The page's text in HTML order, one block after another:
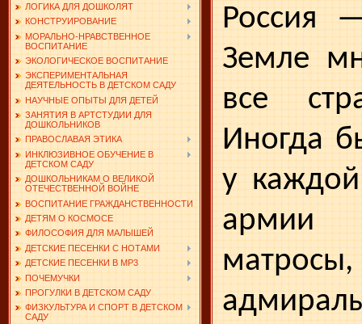
ЛОГИКА ДЛЯ ДОШКОЛЯТ
КОНСТРУИРОВАНИЕ
МОРАЛЬНО-НРАВСТВЕННОЕ
ВОСПИТАНИЕ
ЭКОЛОГИЧЕСКОЕ ВОСПИТАНИЕ
ЭКСПЕРИМЕНТАЛЬНАЯ
ДЕЯТЕЛЬНОСТЬ В ДЕТСКОМ САДУ
НАУЧНЫЕ ОПЫТЫ ДЛЯ ДЕТЕЙ
ЗАНЯТИЯ В АРТСТУДИИ ДЛЯ
ДОШКОЛЬНИКОВ
ПРАВОСЛАВАЯ ЭТИКА
ИНКЛЮЗИВНОЕ ОБУЧЕНИЕ В
ДЕТСКОМ САДУ
ДОШКОЛЬНИКАМ О ВЕЛИКОЙ
ОТЕЧЕСТВЕННОЙ ВОЙНЕ
ВОСПИТАНИЕ ГРАЖДАНСТВЕННОСТИ
ДЕТЯМ О КОСМОСЕ
ФИЛОСОФИЯ ДЛЯ МАЛЫШЕЙ
ДЕТСКИЕ ПЕСЕНКИ С НОТАМИ
ДЕТСКИЕ ПЕСЕНКИ В MP3
ПОЧЕМУЧКИ
ПРОГУЛКИ В ДЕТСКОМ САДУ
ФИЗКУЛЬТУРА И СПОРТ В ДЕТСКОМ
САДУ
Россия
Земле
все
Иногда
у
армии